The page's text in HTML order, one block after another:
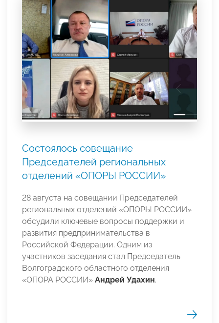
Состоялось совещание
Председателей региональных
отделений «ОПОРЫ РОССИИ»
28 августа на совещании Председателей
региональных отделений «ОПОРЫ РОССИИ»
обсудили ключевые вопросы поддержки и
развития предпринимательства в
Российской Федерации. Одним из
участников заседания стал Председатель
Волгоградского областного отделения
«ОПОРА РОССИИ» Андрей Удахин.